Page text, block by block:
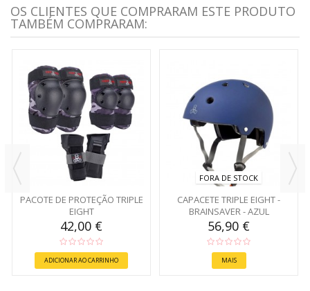
OS CLIENTES QUE COMPRARAM ESTE PRODUTO
TAMBÉM COMPRARAM:
PACOTE DE PROTEÇÃO TRIPLE
EIGHT
42,00 €
ADICIONAR AO CARRINHO
FORA DE STOCK
CAPACETE TRIPLE EIGHT -
BRAINSAVER - AZUL
56,90 €
MAIS